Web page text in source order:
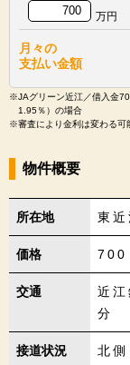
万円
月々の
支払い金額
※JAグリーン近江／借入金
1.95％）の場合
※審査により金利は変わる可
物件概要
所在地 東
価格 700
交通
近
分
接道状況 北